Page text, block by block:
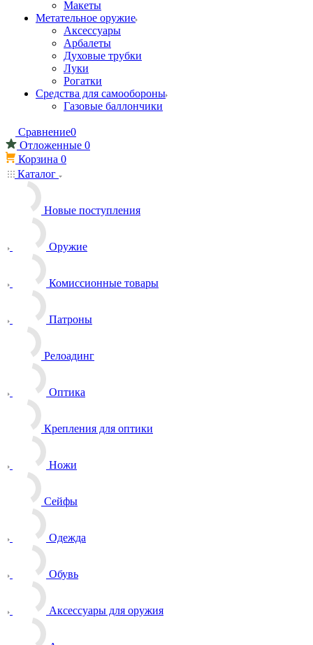
Макеты
Метательное оружие
Аксессуары
Арбалеты
Духовые трубки
Луки
Рогатки
Средства для самообороны
Газовые баллончики
Сравнение0
Отложенные 0
Корзина 0
Каталог
Новые поступления
Оружие
Комиссионные товары
Патроны
Релоадинг
Оптика
Крепления для оптики
Ножи
Сейфы
Одежда
Обувь
Аксессуары для оружия